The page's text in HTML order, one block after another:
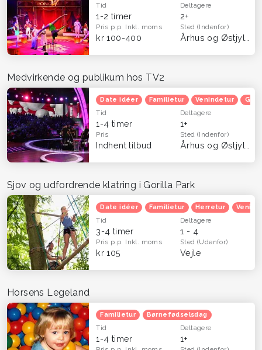
Tid
1-2 timer
Deltagere
2+
Pris p.p. Inkl. moms
kr 100-400
Sted(Indenfor)
Medvirkende og publikum hos TV2
Date idéer Familietur Venindetur
Tid
1-4 timer
Deltagere
1+
Pris
Indhent tilbud
Sted(Indenfor)
Sjov og udfordrende klatring i Gorilla Park
Date idéer Familietur Herretur
Tid
3-4 timer
Deltagere
1 - 4
Pris p.p. Inkl. moms
kr 105
Sted(Udenfor)
Vejle
Horsens Legeland
Familietur Børnefødselsdag
Tid
1-4 timer
Deltagere
1+